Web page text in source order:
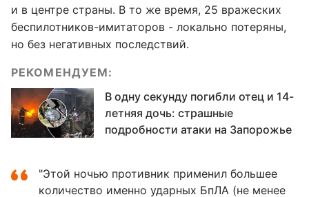
и в центре страны. В то же время, 25 вражеских
беспилотников-имитаторов - локально потеряны,
но без негативных последствий.
РЕКОМЕНДУЕМ:
В одну секунду погибли отец и 14-
летняя дочь: страшные
подробности атаки на Запорожье
"Этой ночью противник применил большее
количество именно ударных БпЛА (не менее